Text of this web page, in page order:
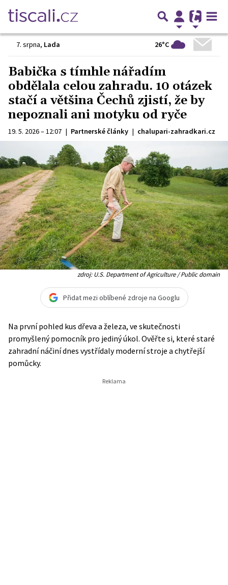
7. srpna, Lada 26°C
Babička s tímhle nářadím
obdělala celou zahradu. 10 otázek
stačí a většina Čechů zjistí, že by
nepoznali ani motyku od ryče
19. 5. 2026 – 12:07 | Partnerské články | chalupari-zahradkari.cz
zdroj: U.S. Department of Agriculture / Public domain
Přidat mezi oblíbené zdroje na Googlu
Na první pohled kus dřeva a železa, ve skutečnosti
promyšlený pomocník pro jediný úkol. Ověřte si, které staré
zahradní náčiní dnes vystřídaly moderní stroje a chytřejší
pomůcky.